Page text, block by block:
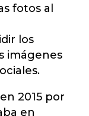
fotos al
los
imágenes
2015 por
en